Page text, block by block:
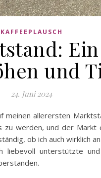
KAFFEEPLAUSCH
und
24. Juni 2024
meinen allerersten
zu werden, und der
ob ich auch wirklich
liebevoll unterstützte